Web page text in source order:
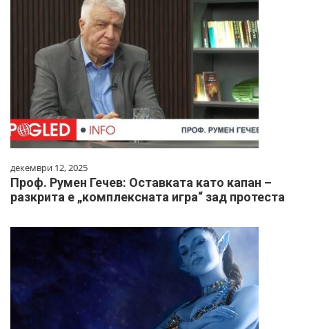
декември 12, 2025
Проф. Румен Гечев: Оставката като капан –
разкрита е „комплексната игра“ зад протеста